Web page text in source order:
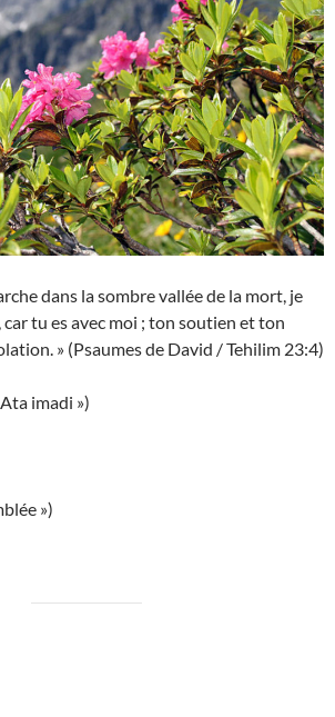
dans la sombre vallée de la mort, je
car tu es avec moi ; ton soutien et ton
» (Psaumes de David / Tehilim 23:4)
imadi »)
»)